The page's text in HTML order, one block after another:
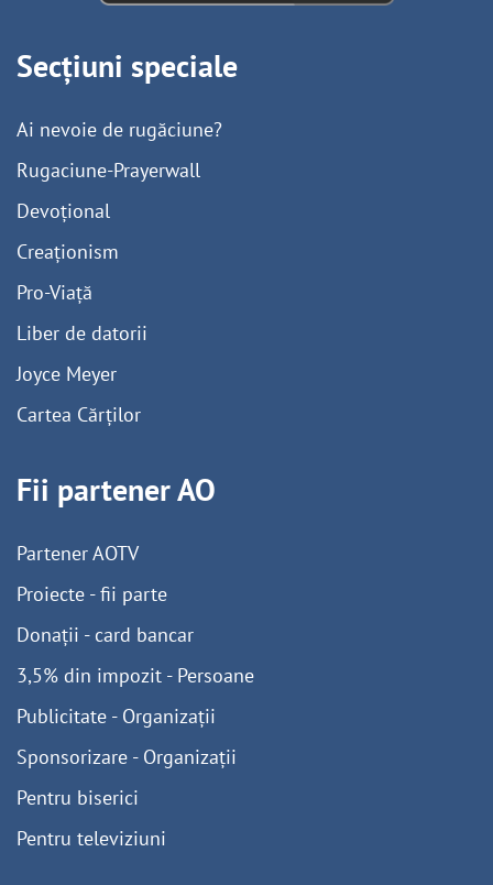
Secțiuni speciale
Ai nevoie de rugăciune?
Rugaciune-Prayerwall
Devoțional
Creaționism
Pro-Viață
Liber de datorii
Joyce Meyer
Cartea Cărților
Fii partener AO
Partener AOTV
Proiecte - fii parte
Donații - card bancar
3,5% din impozit - Persoane
Publicitate - Organizații
Sponsorizare - Organizații
Pentru biserici
Pentru televiziuni